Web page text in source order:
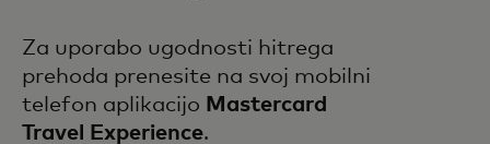
Za uporabo ugodnosti hitrega
prehoda prenesite na svoj mobilni
telefon aplikacijo Mastercard
Travel Experience.